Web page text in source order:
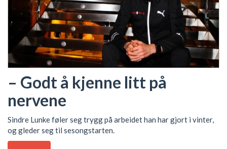
– Godt å kjenne litt på
nervene
Sindre Lunke føler seg trygg på arbeidet han har gjort i vinter,
og gleder seg til sesongstarten.